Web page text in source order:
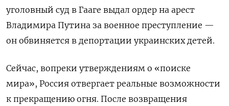
уголовный суд в Гааге выдал ордер на арест
Владимира Путина за военное преступление —
он обвиняется в депортации украинских детей.
Сейчас, вопреки утверждениям о «поиске
мира», Россия отвергает реальные возможности
к прекращению огня. После возвращения